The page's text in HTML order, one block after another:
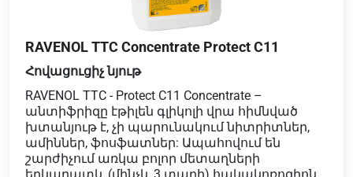
RAVENOL TTC Concentrate Protect C11
Հովացուցիչ նյութ
RAVENOL TTC - Protect C11 Concentrate –
անտիֆրիզը էթիլեն գլիկոլի վրա հիմնված
խտանյութ է, չի պարունակում նիտրիտներ,
ամիններ, ֆոսֆատներ: Ապահովում են
շարժիչում առկա բոլոր մետաղների